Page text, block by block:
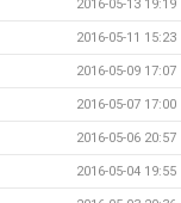
2016-05-13 19:19
2016-05-11 15:23
2016-05-09 17:07
2016-05-07 17:00
2016-05-06 20:57
2016-05-04 19:55